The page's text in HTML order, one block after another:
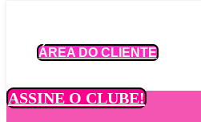
conteúdoÁREA DO CLIENTE
ASSINE O CLUBE!